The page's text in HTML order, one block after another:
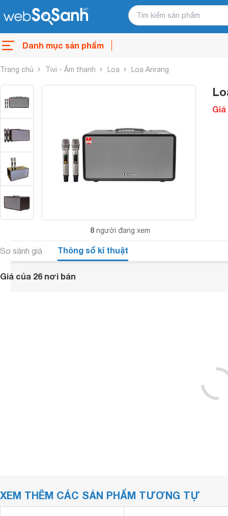
Danh mục sản phẩm
Trang chủ Tivi - Âm thanh Loa Loa Arirang
8 người đang xem
Giá
So sánh giá Thông số kĩ thuật
Giá của 26 nơi bán
XEM THÊM CÁC SẢN PHẨM TƯƠNG TỰ